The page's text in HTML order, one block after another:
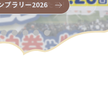
る食事券が当たる！！
プラリー2026
ペーン
自由研究に♪
ひまわり畑🌻
会特集
すめランキング👑
ート特集
「青島」へ
「高千穂峡」